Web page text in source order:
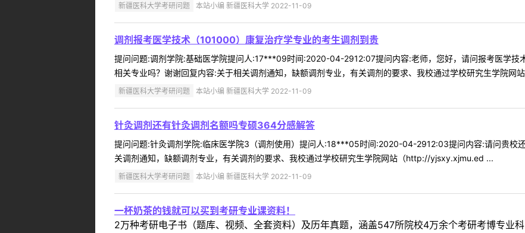
新疆医科大学考研问题 本站小编 新疆医科大学 2022-11-09
调剂报考医学技术（101000）康复治疗学专业的考生调剂到贵
提问问题:调剂学院:基础医学院提问人:17***09时间:2020-04-2912:07提问内容:老师，您好，请问报考医学技
相关专业吗？谢谢回复内容:关于相关调剂通知，缺额调剂专业，有关调剂的要求、我校通过学校研究生学院网
新疆医科大学考研问题 本站小编 新疆医科大学 2022-11-09
针灸调剂还有针灸调剂名额吗专硕364分感解答
提问问题:针灸调剂学院:临床医学院3（调剂使用）提问人:18***05时间:2020-04-2912:03提问内容:请问贵校
关调剂通知，缺额调剂专业，有关调剂的要求、我校通过学校研究生学院网站（http://yjsxy.xjmu.ed ...
新疆医科大学考研问题 本站小编 新疆医科大学 2022-11-09
一杯奶茶的钱就可以买到考研专业课资料！
2万种考研电子书（题库、视频、全套资料）及历年真题，涵盖547所院校4万余个考研考博专业